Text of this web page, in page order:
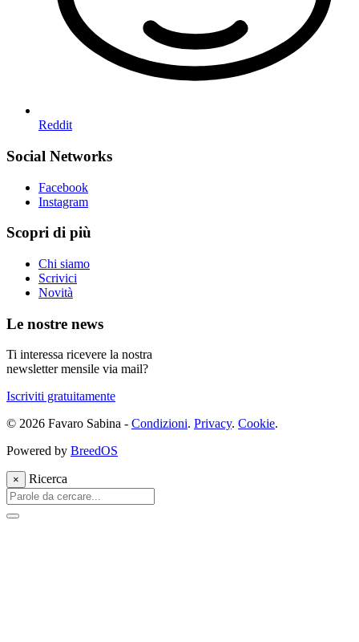
Reddit
Social Networks
Facebook
Instagram
Scopri di più
Chi siamo
Scrivici
Novità
Le nostre news
Ti interessa ricevere la nostra
newsletter mensile via mail?
Iscriviti gratuitamente
© 2026 Favaro Sabina - Condizioni. Privacy. Cookie.
Powered by BreedOS
× Ricerca